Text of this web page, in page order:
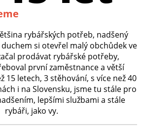
rybářských potřeb, nadšený
si otevřel malý obchůdek ve
prodávat rybářské potřeby,
první zaměstnance a větší
15 letech, 3 stěhování, s více než 40
i na Slovensku, jsme tu stále pro
lepšími službami a stále
rybáři, jako vy.